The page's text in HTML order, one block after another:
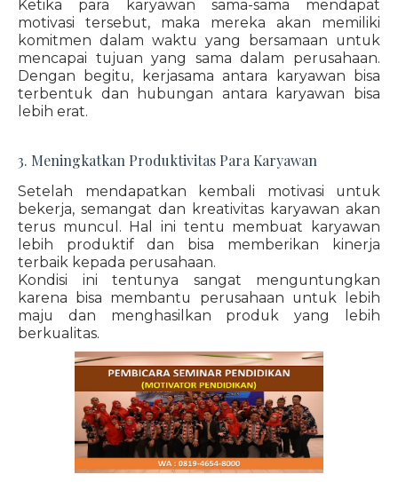
Ketika para karyawan sama-sama mendapat
motivasi tersebut, maka mereka akan memiliki
komitmen dalam waktu yang bersamaan untuk
mencapai tujuan yang sama dalam perusahaan.
Dengan begitu, kerjasama antara karyawan bisa
terbentuk dan hubungan antara karyawan bisa
lebih erat.
3. Meningkatkan Produktivitas Para Karyawan
Setelah mendapatkan kembali motivasi untuk
bekerja, semangat dan kreativitas karyawan akan
terus muncul. Hal ini tentu membuat karyawan
lebih produktif dan bisa memberikan kinerja
terbaik kepada perusahaan.
Kondisi ini tentunya sangat menguntungkan
karena bisa membantu perusahaan untuk lebih
maju dan menghasilkan produk yang lebih
berkualitas.